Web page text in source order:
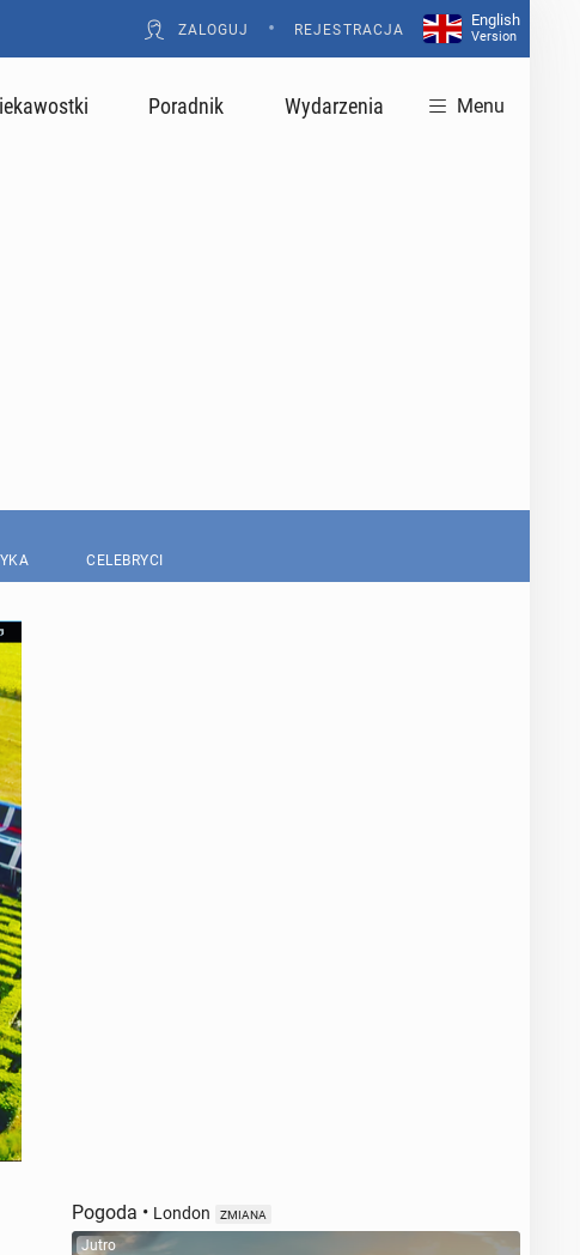
ZALOGUJ • REJESTRACJA
English
Version
Poradnik Wydarzenia Menu
CELEBRYCI
Pogoda • London ZMIANA
Jutro